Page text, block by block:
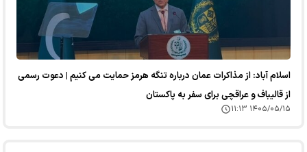
اسلام آباد: از مذاکرات عمان درباره تنگه هرمز حمایت می کنیم | دعوت رسمی
از قالیباف و عراقچی برای سفر به پاکستان
۱۴۰۵/۰۵/۱۵ ۱۱:۱۳